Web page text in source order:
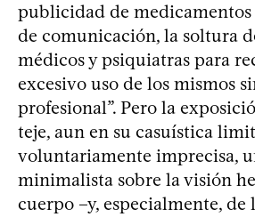
publicidad de medicamentos
de comunicación, la soltura
médicos y psiquiatras para
excesivo uso de los mismos
profesional”. Pero la
teje, aun en su casuística
voluntariamente imprecisa,
minimalista sobre la visión
cuerpo –y, especialmente,